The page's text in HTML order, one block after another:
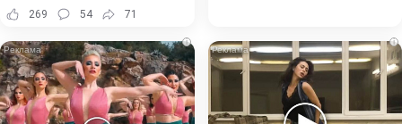
269 54 71
i i